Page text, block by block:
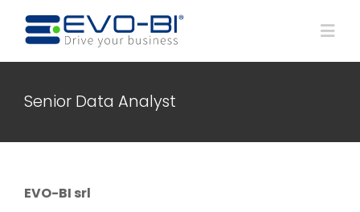
Home
Prodotti
Senior Data Analyst
EVO-BI srl